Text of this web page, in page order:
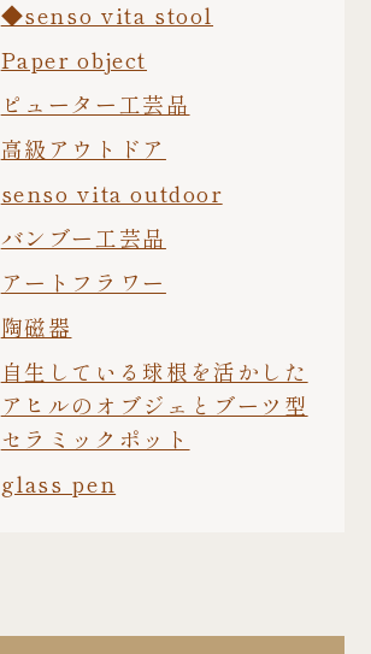
◆senso vita stool
Paper object
ピューター工芸品
高級アウトドア
senso vita outdoor
バンブー工芸品
アートフラワー
陶磁器
自生している球根を活かした
アヒルのオブジェとブーツ型
セラミックポット
glass pen